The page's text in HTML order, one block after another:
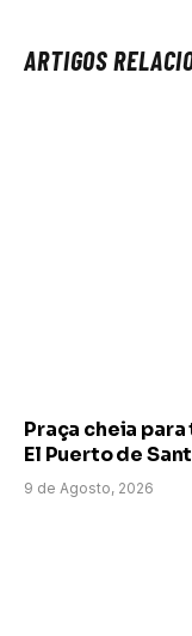
ARTIGOS
Praça cheia
El Puerto de
9 de Agosto, 2026